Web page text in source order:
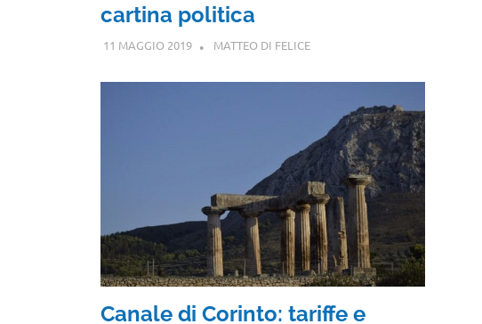
cartina politica
11 MAGGIO 2019 MATTEO DI FELICE
Canale di Corinto: tariffe e